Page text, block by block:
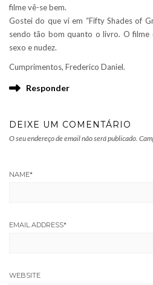
filme vê-se bem.
Gostei do que vi em “Fifty Shades of
sendo tão bom quanto o livro. O filme
sexo e nudez.
Cumprimentos, Frederico Daniel.
Responder
DEIXE UM COMENTÁRIO
O seu endereço de email não será publicado.
NAME*
EMAIL ADDRESS*
WEBSITE